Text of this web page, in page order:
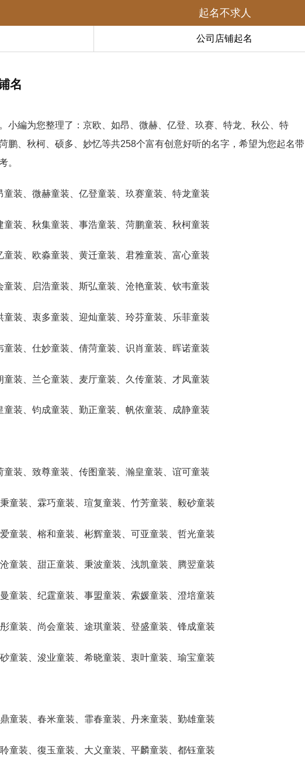
起名不求人
公司店铺起名
名
小編为您整理了：京欧、如昂、微赫、亿登、玖赛、特龙、秋公、特
鹏、秋柯、硕多、妙忆等共258个富有创意好听的名字，希望为您起名带
。
童装、微赫童装、亿登童装、玖赛童装、特龙童装
童装、秋集童装、事浩童装、菏鹏童装、秋柯童装
童装、欧淼童装、黄迁童装、君雅童装、富心童装
童装、启浩童装、斯弘童装、沧艳童装、钦韦童装
童装、衷多童装、迎灿童装、玲芬童装、乐菲童装
童装、仕妙童装、倩菏童装、识肖童装、晖诺童装
童装、兰仑童装、麦厅童装、久传童装、才凤童装
童装、钧成童装、勤正童装、帆依童装、成静童装
童装、致尊童装、传图童装、瀚皇童装、谊可童装
童装、霖巧童装、瑄复童装、竹芳童装、毅砂童装
童装、榕和童装、彬辉童装、可亚童装、哲光童装
童装、甜正童装、秉波童装、浅凯童装、腾翌童装
童装、纪霆童装、事盟童装、索媛童装、澄培童装
童装、尚会童装、途琪童装、登盛童装、锋成童装
童装、浚业童装、希晓童装、衷叶童装、瑜宝童装
童装、春米童装、霏春童装、丹来童装、勤雄童装
童装、復玉童装、大义童装、平麟童装、都钰童装